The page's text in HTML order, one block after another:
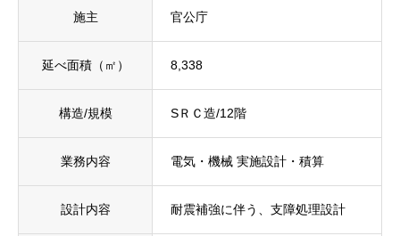
施主 官公庁
延べ面積（㎡） 8,338
構造/規模 SＲＣ造/12階
業務内容 電気・機械 実施設計・積算
設計内容 耐震補強に伴う、支障処理設計